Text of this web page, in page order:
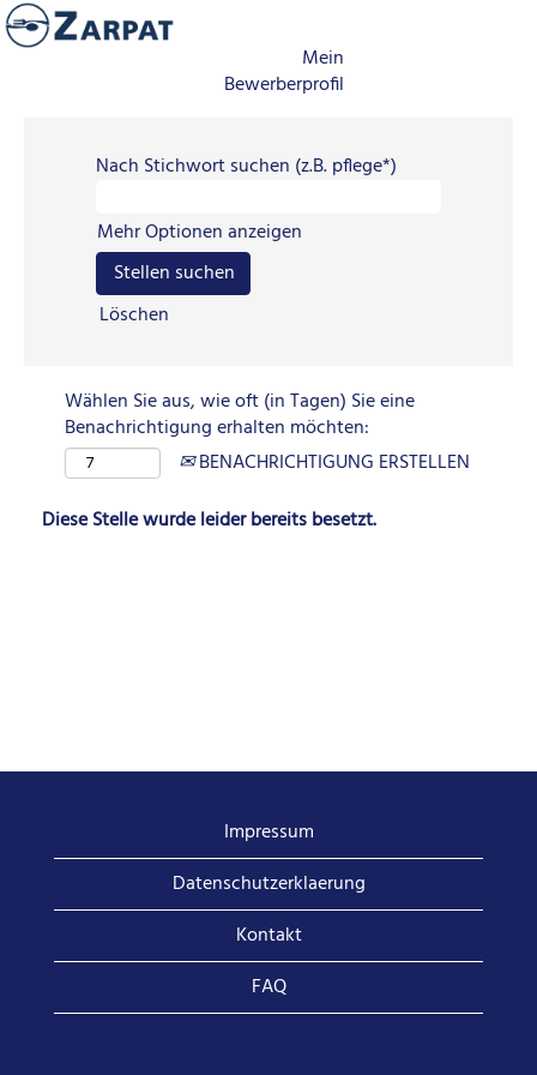
Mein
Bewerberprofil
Nach Stichwort suchen (z.B. pflege*)
Mehr Optionen anzeigen
Löschen
Wählen Sie aus, wie oft (in Tagen) Sie eine
Benachrichtigung erhalten möchten:
BENACHRICHTIGUNG ERSTELLEN
Diese Stelle wurde leider bereits besetzt.
Impressum
Datenschutzerklaerung
Kontakt
FAQ